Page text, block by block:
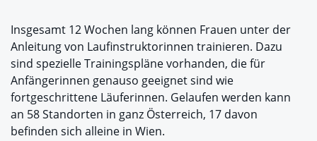
Insgesamt 12 Wochen lang können Frauen unter der
Anleitung von Laufinstruktorinnen trainieren. Dazu
sind spezielle Trainingspläne vorhanden, die für
Anfängerinnen genauso geeignet sind wie
fortgeschrittene Läuferinnen. Gelaufen werden kann
an 58 Standorten in ganz Österreich, 17 davon
befinden sich alleine in Wien.